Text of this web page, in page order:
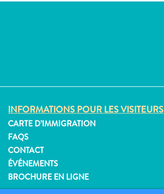
INFORMATIONS POUR LES VISITEURS
CARTE D’IMMIGRATION
FAQS
CONTACT
ÉVÉNEMENTS
BROCHURE EN LIGNE